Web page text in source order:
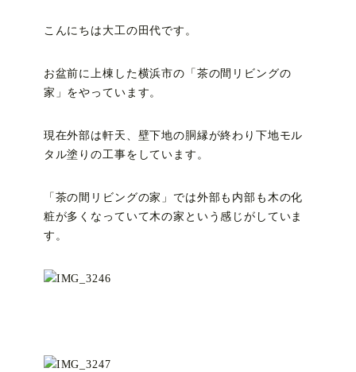
こんにちは大工の田代です。
お盆前に上棟した横浜市の「茶の間リビングの
家」をやっています。
現在外部は軒天、壁下地の胴縁が終わり下地モル
タル塗りの工事をしています。
「茶の間リビングの家」では外部も内部も木の化
粧が多くなっていて木の家という感じがしていま
す。